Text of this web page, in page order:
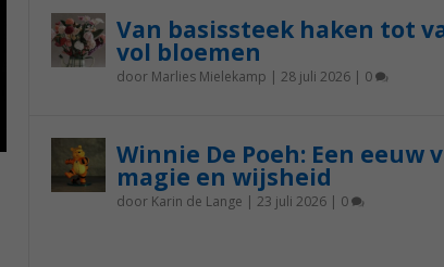
Van basissteek haken tot
vol bloemen
door Marlies Mielekamp | 28 juli 2026| 0
Winnie De Poeh: Een eeuw
magie en wijsheid
door Karin de Lange | 23 juli 2026| 0